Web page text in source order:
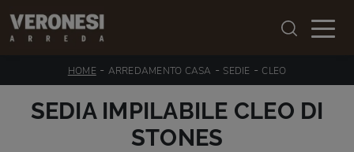
HOME - ARREDAMENTO CASA - SEDIE - CLEO
SEDIA IMPILABILE CLEO DI
STONES